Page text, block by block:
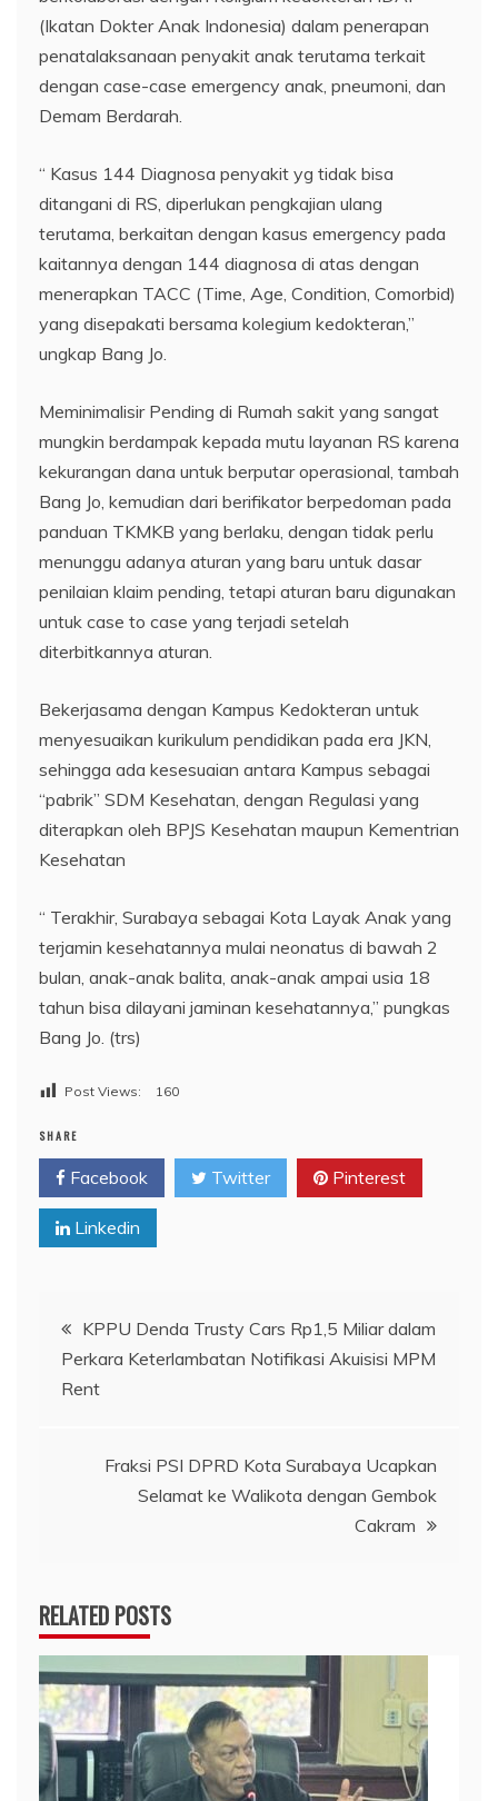
(Ikatan Dokter Anak Indonesia) dalam penerapan
penatalaksanaan penyakit anak terutama terkait
dengan case-case emergency anak, pneumoni, dan
Demam Berdarah.
“ Kasus 144 Diagnosa penyakit yg tidak bisa
ditangani di RS, diperlukan pengkajian ulang
terutama, berkaitan dengan kasus emergency pada
kaitannya dengan 144 diagnosa di atas dengan
menerapkan TACC (Time, Age, Condition, Comorbid)
yang disepakati bersama kolegium kedokteran,”
ungkap Bang Jo.
Meminimalisir Pending di Rumah sakit yang sangat
mungkin berdampak kepada mutu layanan RS karena
kekurangan dana untuk berputar operasional, tambah
Bang Jo, kemudian dari berifikator berpedoman pada
panduan TKMKB yang berlaku, dengan tidak perlu
menunggu adanya aturan yang baru untuk dasar
penilaian klaim pending, tetapi aturan baru digunakan
untuk case to case yang terjadi setelah
diterbitkannya aturan.
Bekerjasama dengan Kampus Kedokteran untuk
menyesuaikan kurikulum pendidikan pada era JKN,
sehingga ada kesesuaian antara Kampus sebagai
“pabrik” SDM Kesehatan, dengan Regulasi yang
diterapkan oleh BPJS Kesehatan maupun Kementrian
Kesehatan
“ Terakhir, Surabaya sebagai Kota Layak Anak yang
terjamin kesehatannya mulai neonatus di bawah 2
bulan, anak-anak balita, anak-anak ampai usia 18
tahun bisa dilayani jaminan kesehatannya,” pungkas
Bang Jo. (trs)
Post Views: 160
SHARE
Facebook Twitter Pinterest
Linkedin
Navigasi
pos
KPPU Denda Trusty Cars Rp1,5 Miliar dalam
Perkara Keterlambatan Notifikasi Akuisisi MPM
Rent
Fraksi PSI DPRD Kota Surabaya Ucapkan
Selamat ke Walikota dengan Gembok
Cakram
RELATED POSTS